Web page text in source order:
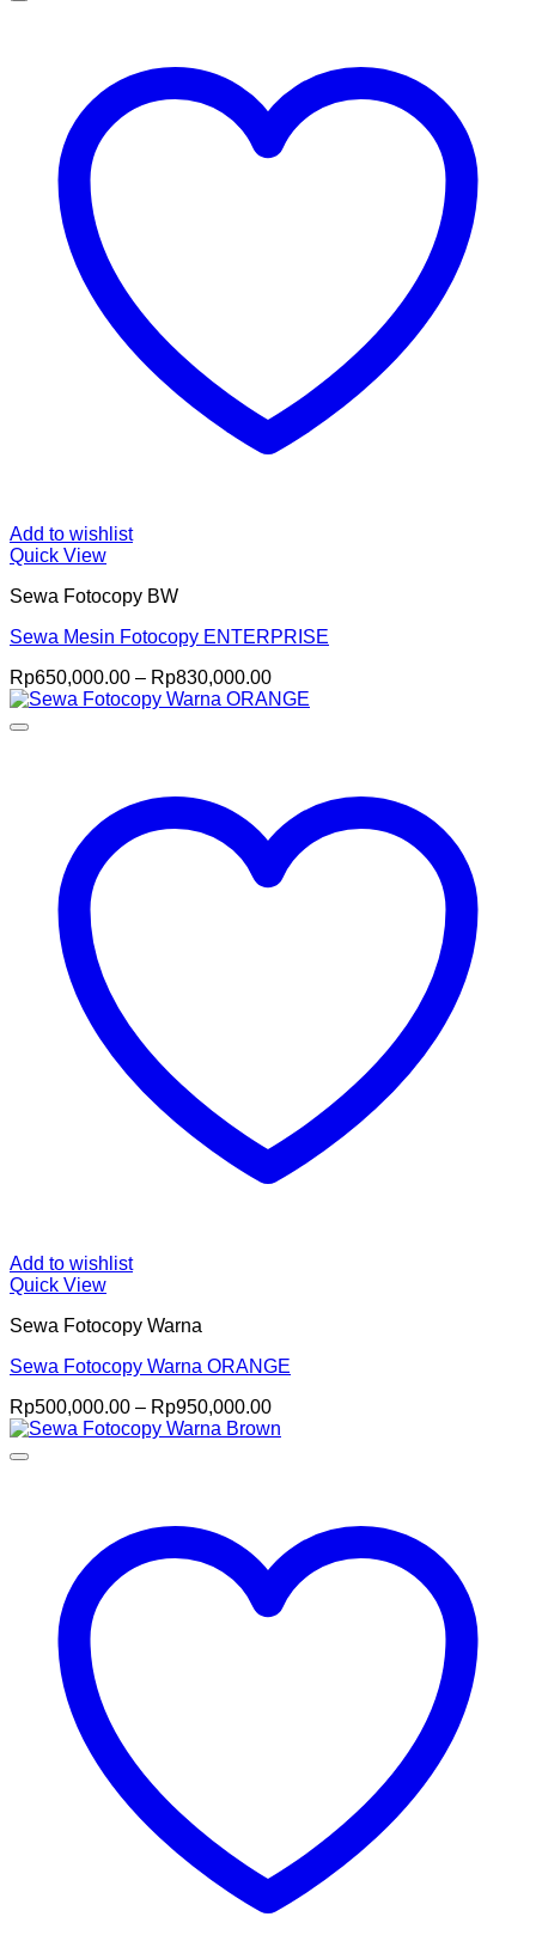
Add to wishlist
Quick View
Sewa Fotocopy BW
Sewa Mesin Fotocopy ENTERPRISE
Rp650,000.00 – Rp830,000.00Price
range:
Add to wishlist
Quick View
Sewa Fotocopy Warna
Sewa Fotocopy Warna ORANGE
Rp500,000.00 – Rp950,000.00Price
range: